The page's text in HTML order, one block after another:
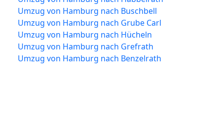
Umzug von Hamburg nach Buschbell
Umzug von Hamburg nach Grube Carl
Umzug von Hamburg nach Hücheln
Umzug von Hamburg nach Grefrath
Umzug von Hamburg nach Benzelrath